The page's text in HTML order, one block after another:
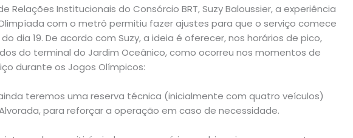
Relações Institucionais do Consórcio BRT, Suzy Baloussier, a experiência
com o metrô permitiu fazer ajustes para que o serviço comece
dia 19. De acordo com Suzy, a ideia é oferecer, nos horários de pico,
do terminal do Jardim Oceânico, como ocorreu nos momentos de
durante os Jogos Olímpicos:
teremos uma reserva técnica (inicialmente com quatro veículos)
para reforçar a operação em caso de necessidade.